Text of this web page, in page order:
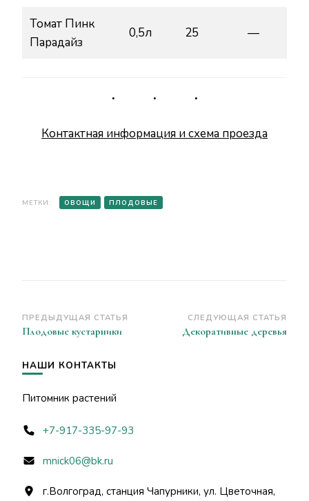
Томат Пинк
Парадайз
0,5л 25 —
Контактная информация и схема проезда
МЕТКИ: ОВОЩИ ПЛОДОВЫЕ
Навигация
по
записям
ПРЕДЫДУЩАЯ СТАТЬЯ
Плодовые кустарники
СЛЕДУЮЩАЯ СТАТЬЯ
Декоративные деревья
НАШИ КОНТАКТЫ
Питомник растений
+7-917-335-97-93
mnick06@bk.ru
г.Волгоград, станция Чапурники, ул. Цветочная,